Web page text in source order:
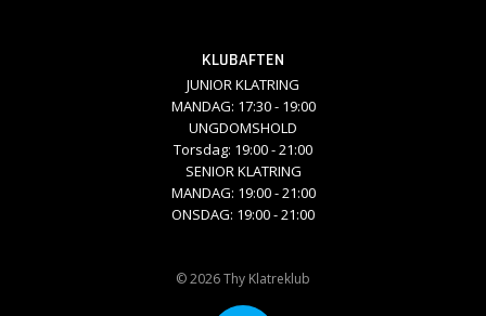
KLUBAFTEN
JUNIOR KLATRING
MANDAG: 17:30 - 19:00
UNGDOMSHOLD
Torsdag: 19:00 - 21:00
SENIOR KLATRING
MANDAG: 19:00 - 21:00
ONSDAG: 19:00 - 21:00
© 2026 Thy Klatreklub